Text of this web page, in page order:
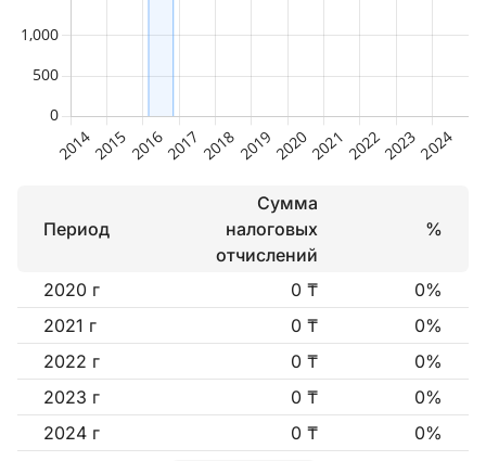
Период
Сумма
налоговых
отчислений
%
2020 г 0 ₸
0%
2021 г
0 ₸
0%
2022 г
0 ₸
0%
2023 г
0 ₸
0%
2024 г
0 ₸ 0%